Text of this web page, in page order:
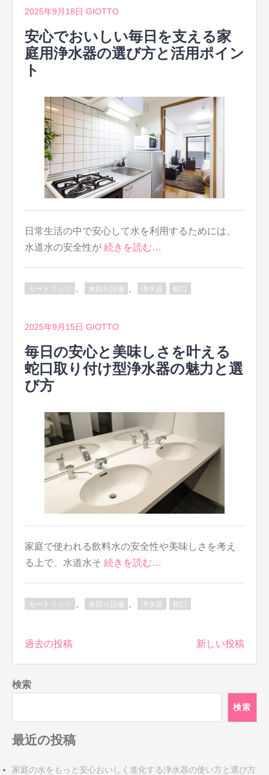
2025年9月18日 GIOTTO
安心でおいしい毎日を支える家
庭用浄水器の選び方と活用ポイン
ト
日常生活の中で安心して水を利用するためには、
水道水の安全性が 続きを読む…
カートリッジ 水回り設備 浄水器 蛇口
2025年9月15日 GIOTTO
毎日の安心と美味しさを叶える
蛇口取り付け型浄水器の魅力と選
び方
家庭で使われる飲料水の安全性や美味しさを考え
る上で、水道水そ 続きを読む…
カートリッジ 水回り設備 浄水器 蛇口
投
ビ
シ
ョ
ン
過去の投稿 新しい投稿
検索
検索
最近の投稿
家庭の水をもっと安心おいしく進化する浄水器の使い方と選び方